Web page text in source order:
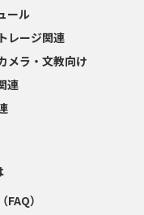
ール
レージ関連
メラ・文教向け
連
）